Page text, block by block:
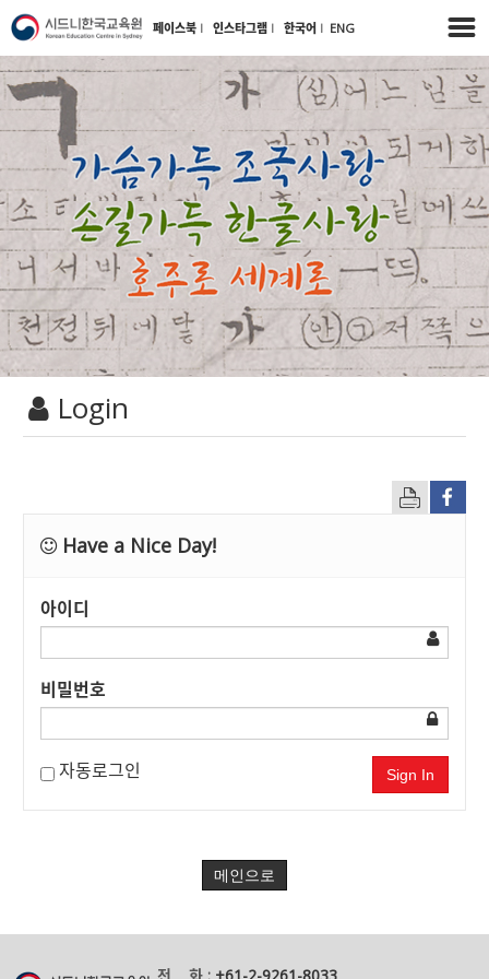
페이스북 l 인스타그램 l 한국어 l ENG
Login
Have a Nice Day!
아이디
비밀번호
자동로그인 Sign In
메인으로